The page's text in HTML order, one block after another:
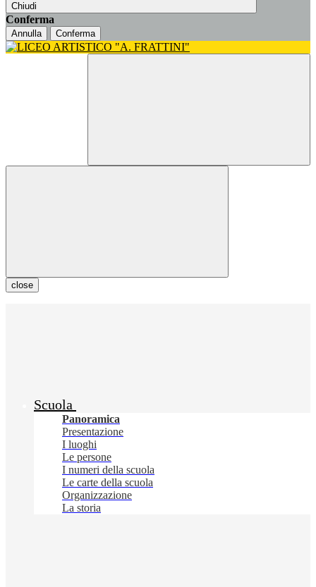
Chiudi
Conferma
Annulla Conferma
close
Scuola
Panoramica
Presentazione
I luoghi
Le persone
I numeri della scuola
Le carte della scuola
Organizzazione
La storia